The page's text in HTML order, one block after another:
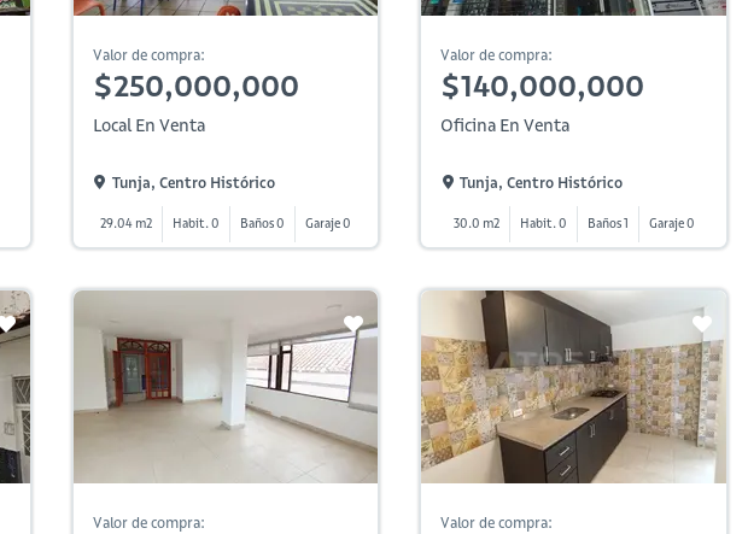
Valor de compra:
$250,000,000
Local En Venta
Tunja, Centro Histórico
29.04 m2 Habit. 0 Baños 0 Garaje 0
Valor de compra:
$140,000,000
Oficina En Venta
Tunja, Centro Histórico
30.0 m2 Habit. 0 Baños 1 Garaje 0
Valor de compra: Valor de compra: